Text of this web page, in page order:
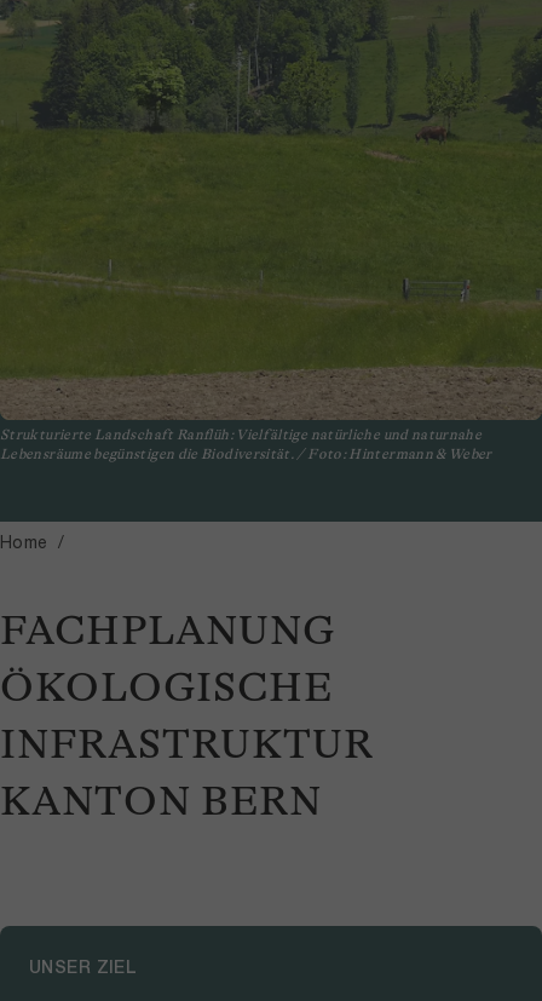
Strukturierte Landschaft Ranflüh: Vielfältige natürliche und naturnahe
Lebensräume begünstigen die Biodiversität. / Foto: Hintermann & Weber
Home
FACHPLANUNG
ÖKOLOGISCHE
INFRASTRUKTUR
KANTON BERN
UNSER ZIEL